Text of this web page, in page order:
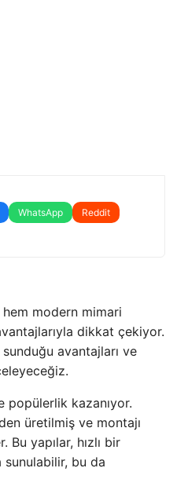
WhatsApp
Reddit
modern mimari
dikkat çekiyor.
avantajları ve
kazanıyor.
üretilmiş ve montajı
Bu yapılar, hızlı bir
sunulabilir, bu da